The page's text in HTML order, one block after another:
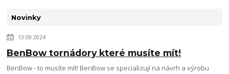
Novinky
13.09.2024
BenBow tornádory které musíte mít!
BenBow - to musíte mít! BenBow se specializují na návrh a výrobu